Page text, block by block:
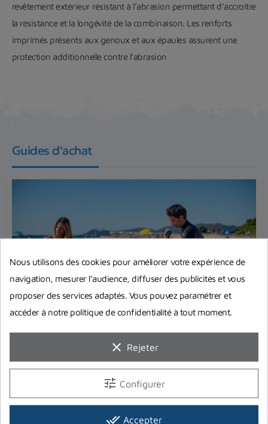
revêtement extérieur résistant à l’abrasion permettant d’accroitre
la résistance et la longévité de la combinaison. Les renforts
imprimés présents aux genoux et aux épaules assurent une
protection additionnelle contre l’abrasion
Guides d'achat
Equipement complet de plongée :
Quel matériel choisir pour bien
débuter ?
Vous pensez à investir dans votre premier
toutes vos interrogations et...
Nous utilisons des cookies pour améliorer votre expérience de
navigation, mesurer l’audience, diffuser des publicités et vous
proposer des services adaptés. Vous pouvez paramétrer et
accéder à notre politique de confidentialité à tout moment.
clear Rejeter
tune Configurer
done_all Accepter